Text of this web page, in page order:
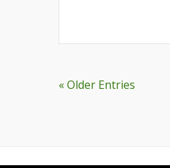
« Older Entries